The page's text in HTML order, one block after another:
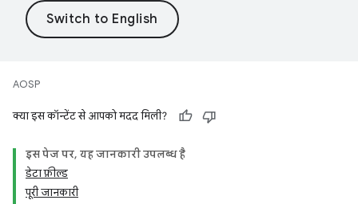
AOSP
क्या इस कॉन्टेंट से आपको मदद मिली?
इस पेज पर, यह जानकारी उपलब्ध है
डेटा फ़ील्ड
पूरी जानकारी